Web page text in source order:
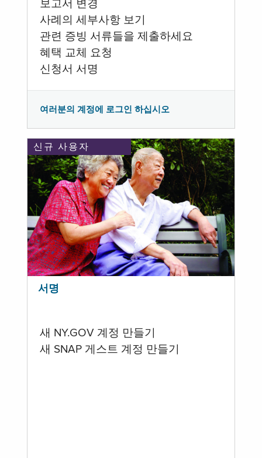
보고서 변경
사례의 세부사항 보기
관련 증빙 서류들을 제출하세요
혜택 교체 요청
신청서 서명
여러분의 계정에 로그인 하십시오
신규 사용자
서명
새 NY.GOV 계정 만들기
새 SNAP 게스트 계정 만들기